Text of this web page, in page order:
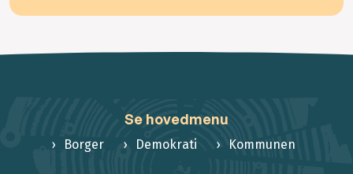
Se hovedmenu
Borger Demokrati Kommunen